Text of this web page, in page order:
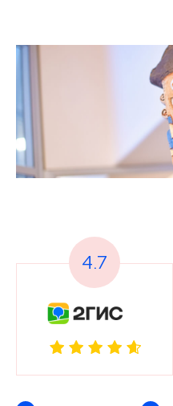
4.7